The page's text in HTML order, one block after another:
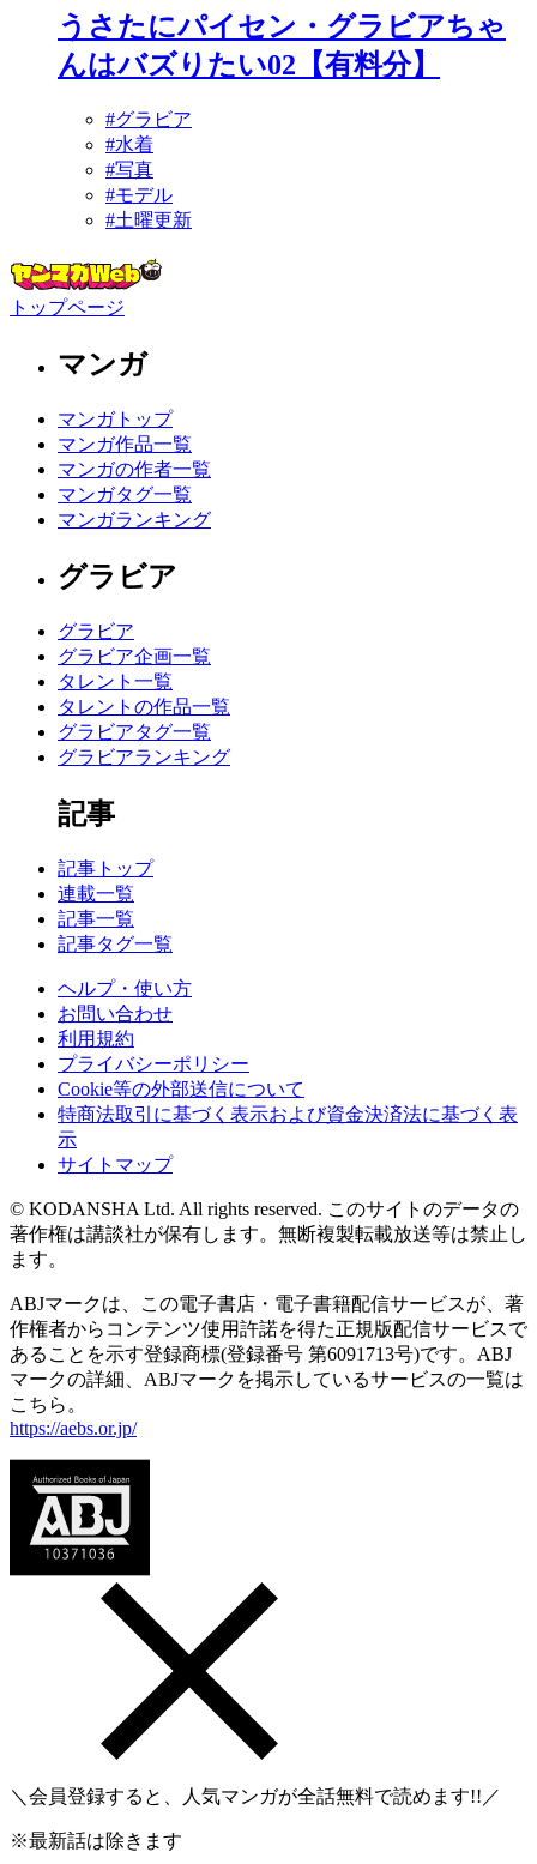
うさたにパイセン・グラビアちゃ
んはバズりたい02【有料分】
#グラビア
#水着
#写真
#モデル
#土曜更新
トップページ
マンガ
マンガトップ
マンガ作品一覧
マンガの作者一覧
マンガタグ一覧
マンガランキング
グラビア
グラビア
グラビア企画一覧
タレント一覧
タレントの作品一覧
グラビアタグ一覧
グラビアランキング
記事
記事トップ
連載一覧
記事一覧
記事タグ一覧
ヘルプ・使い方
お問い合わせ
利用規約
プライバシーポリシー
Cookie等の外部送信について
特商法取引に基づく表示および資金決済法に基づく表
示
サイトマップ
© KODANSHA Ltd. All rights reserved. このサイトのデータの
著作権は講談社が保有します。無断複製転載放送等は禁止し
ます。
ABJマークは、この電子書店・電子書籍配信サービスが、著
作権者からコンテンツ使用許諾を得た正規版配信サービスで
あることを示す登録商標(登録番号 第6091713号)です。ABJ
マークの詳細、ABJマークを掲示しているサービスの一覧は
こちら。
https://aebs.or.jp/
＼会員登録すると、人気マンガが全話無料で読めます!!／
※最新話は除きます